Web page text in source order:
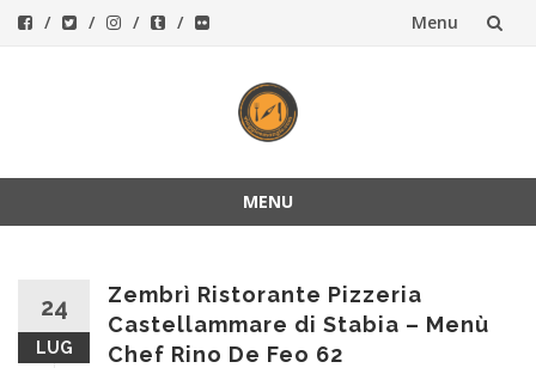
Menu
MENU
24
LUG
Zembrì Ristorante Pizzeria
Castellammare di Stabia – Menù
Chef Rino De Feo 62